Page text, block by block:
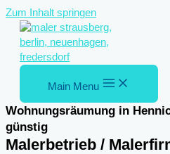
Zum Inhalt springen
Main Menu
Wohnungsräumung in
günstig
Malerbetrieb /